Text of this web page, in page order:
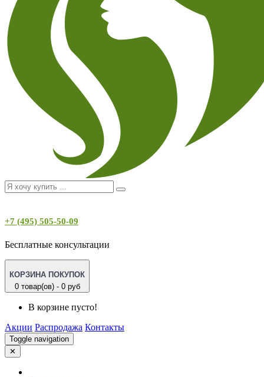
+7 (495) 505-50-09
Бесплатные консультации
КОРЗИНА ПОКУПОК
0 товар(ов) - 0 руб
В корзине пусто!
Акции Распродажа Контакты
Toggle navigation
✕